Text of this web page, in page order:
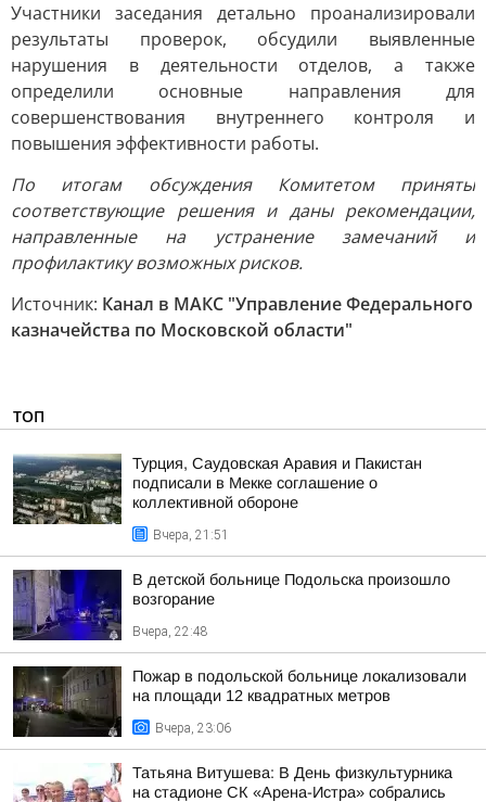
Участники заседания детально проанализировали
результаты проверок, обсудили выявленные
нарушения в деятельности отделов, а также
определили основные направления для
совершенствования внутреннего контроля и
повышения эффективности работы.
По итогам обсуждения Комитетом приняты
соответствующие решения и даны рекомендации,
направленные на устранение замечаний и
профилактику возможных рисков.
Источник: Канал в МАКС "Управление Федерального
казначейства по Московской области"
ТОП
Турция, Саудовская Аравия и Пакистан
подписали в Мекке соглашение о
коллективной обороне
Вчера, 21:51
В детской больнице Подольска произошло
возгорание
Вчера, 22:48
Пожар в подольской больнице локализовали
на площади 12 квадратных метров
Вчера, 23:06
Татьяна Витушева: В День физкультурника
на стадионе СК «Арена-Истра» собрались